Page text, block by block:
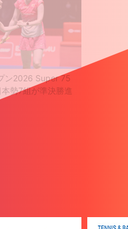
ン2026 Super 75
勢7組が準決勝進